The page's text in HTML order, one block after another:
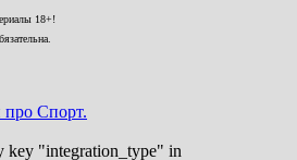
18+!
про Спорт.
key "integration_type" in